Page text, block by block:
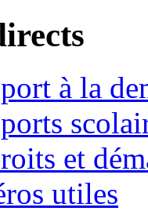
à la
et
utiles